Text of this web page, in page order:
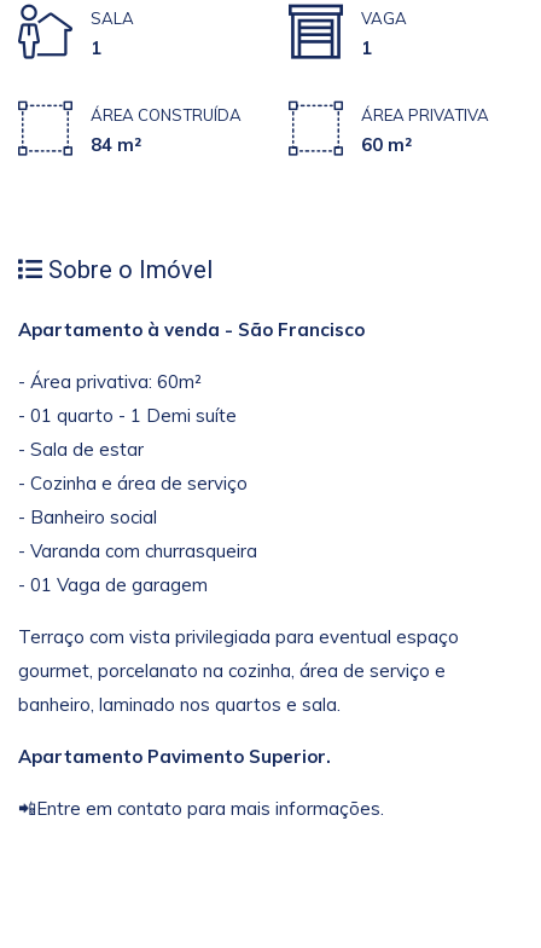
SALA
1
VAGA
1
ÁREA CONSTRUÍDA
84 m²
ÁREA PRIVATIVA
60 m²
Sobre o Imóvel
Apartamento à venda - São Francisco
- Área privativa: 60m²
- 01 quarto - 1 Demi suíte
- Sala de estar
- Cozinha e área de serviço
- Banheiro social
- Varanda com churrasqueira
- 01 Vaga de garagem
Terraço com vista privilegiada para eventual espaço
gourmet, porcelanato na cozinha, área de serviço e
banheiro, laminado nos quartos e sala.
Apartamento Pavimento Superior.
📲Entre em contato para mais informações.